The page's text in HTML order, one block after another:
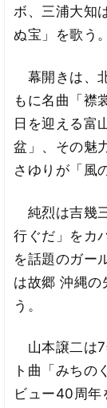
ボ、三浦大知
ぬ宝」を歌う。
幕開きは、
もに名曲「襟
日を迎える富
盆」、その魅
さゆりが「風
純烈は吉幾
行ぐだ」をカ
を話題のガー
は故郷 沖縄の
う。
山本譲二は7
ト曲「みちの
ビュー40周年